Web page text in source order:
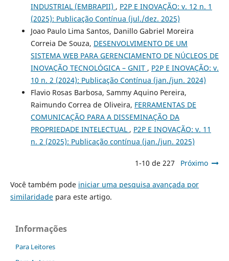
INDUSTRIAL (EMBRAPII) , P2P E INOVAÇÃO: v. 12 n. 1
(2025): Publicação Contínua (jul./dez. 2025)
Joao Paulo Lima Santos, Danillo Gabriel Moreira
Correia De Souza, DESENVOLVIMENTO DE UM
SISTEMA WEB PARA GERENCIAMENTO DE NÚCLEOS DE
INOVAÇÃO TECNOLÓGICA – GNIT , P2P E INOVAÇÃO: v.
10 n. 2 (2024): Publicação Contínua (jan./jun. 2024)
Flavio Rosas Barbosa, Sammy Aquino Pereira,
Raimundo Correa de Oliveira, FERRAMENTAS DE
COMUNICAÇÃO PARA A DISSEMINAÇÃO DA
PROPRIEDADE INTELECTUAL , P2P E INOVAÇÃO: v. 11
n. 2 (2025): Publicação contínua (jan./jun. 2025)
1-10 de 227 Próximo
Você também pode iniciar uma pesquisa avançada por
similaridadepara este artigo.
Informações
Para Leitores